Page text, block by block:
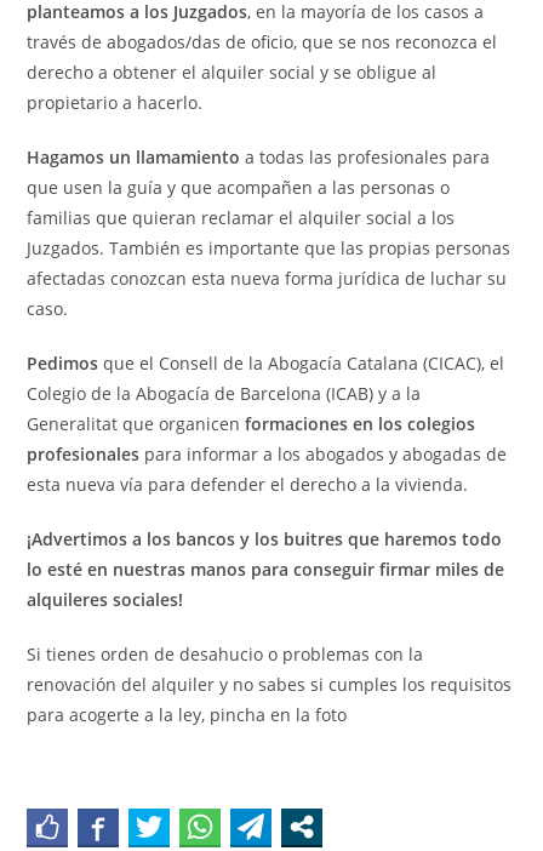
planteamos a los Juzgados, en la mayoría de los casos a
través de abogados/das de oficio, que se nos reconozca el
derecho a obtener el alquiler social y se obligue al
propietario a hacerlo.
Hagamos un llamamiento a todas las profesionales para
que usen la guía y que acompañen a las personas o
familias que quieran reclamar el alquiler social a los
Juzgados. También es importante que las propias personas
afectadas conozcan esta nueva forma jurídica de luchar su
caso.
Pedimos que el Consell de la Abogacía Catalana (CICAC), el
Colegio de la Abogacía de Barcelona (ICAB) y a la
Generalitat que organicenformaciones en los colegios
profesionales para informar a los abogados y abogadas de
esta nueva vía para defender el derecho a la vivienda.
¡Advertimos a los bancos y los buitres que haremos todo
lo esté en nuestras manos para conseguir firmar miles de
alquileres sociales!
Si tienes orden de desahucio o problemas con la
renovación del alquiler y no sabes si cumples los requisitos
para acogerte a la ley, pincha en la foto